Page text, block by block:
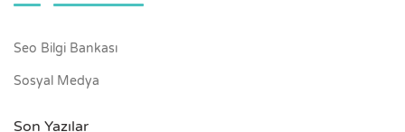
Seo Bilgi Bankası
Sosyal Medya
Son Yazılar